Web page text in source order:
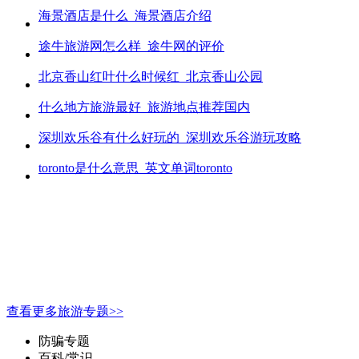
海景酒店是什么_海景酒店介绍
途牛旅游网怎么样_途牛网的评价
北京香山红叶什么时候红_北京香山公园
什么地方旅游最好_旅游地点推荐国内
深圳欢乐谷有什么好玩的_深圳欢乐谷游玩攻略
toronto是什么意思_英文单词toronto
查看更多旅游专题>>
防骗专题